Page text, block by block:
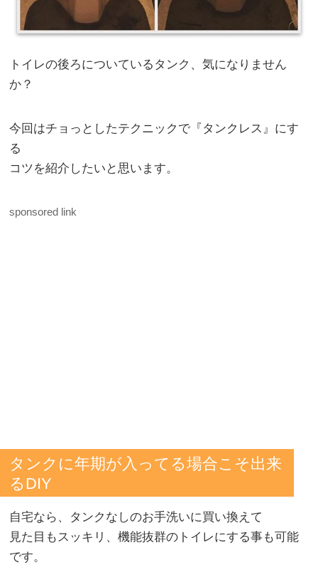
トイレの後ろについているタンク、気になりません
か？
今回はチョっとしたテクニックで『タンクレス』にす
る
コツを紹介したいと思います。
sponsored link
タンクに年期が入ってる場合こそ出来
るDIY
自宅なら、タンクなしのお手洗いに買い換えて
見た目もスッキリ、機能抜群のトイレにする事も可能
です。